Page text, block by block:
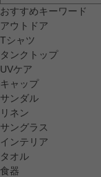
おすすめキーワード
アウトドア
Tシャツ
タンクトップ
UVケア
キャップ
サンダル
リネン
サングラス
インテリア
タオル
食器